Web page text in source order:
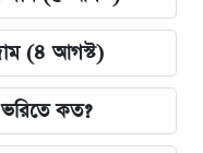
(৪ আগস্ট)
ভরিতে কত?